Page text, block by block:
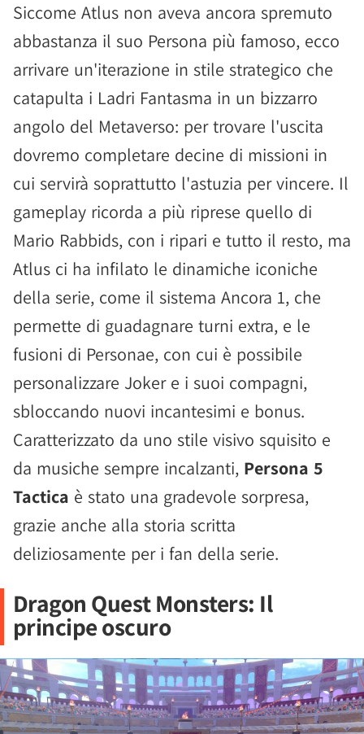
Siccome Atlus non aveva ancora spremuto
abbastanza il suo Persona più famoso, ecco
arrivare un'iterazione in stile strategico che
catapulta i Ladri Fantasma in un bizzarro
angolo del Metaverso: per trovare l'uscita
dovremo completare decine di missioni in
cui servirà soprattutto l'astuzia per vincere. Il
gameplay ricorda a più riprese quello di
Mario Rabbids, con i ripari e tutto il resto, ma
Atlus ci ha infilato le dinamiche iconiche
della serie, come il sistema Ancora 1, che
permette di guadagnare turni extra, e le
fusioni di Personae, con cui è possibile
personalizzare Joker e i suoi compagni,
sbloccando nuovi incantesimi e bonus.
Caratterizzato da uno stile visivo squisito e
da musiche sempre incalzanti, Persona 5
Tactica è stato una gradevole sorpresa,
grazie anche alla storia scritta
deliziosamente per i fan della serie.
Dragon Quest Monsters: Il
principe oscuro